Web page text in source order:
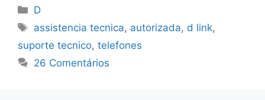
Categorias
D
Tags
assistencia tecnica, autorizada, d link,
suporte tecnico, telefones
26 Comentários